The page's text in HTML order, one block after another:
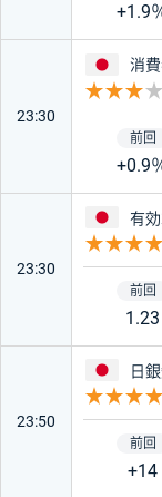
+1.9
23:30
日本
消
+0.9
23:30
日本
有
1.23
23:50
日本
日
+14